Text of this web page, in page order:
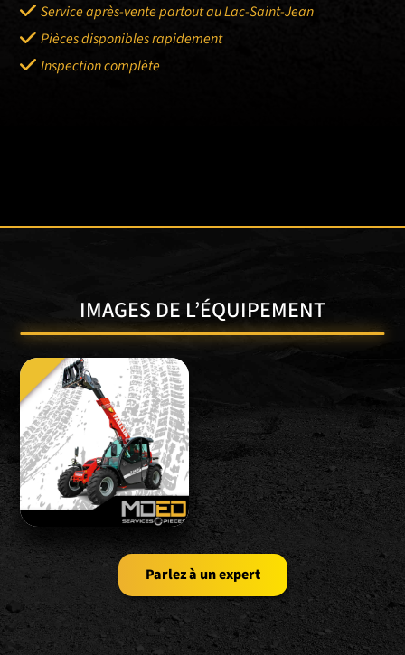
Service après-vente partout au Lac-Saint-Jean
Pièces disponibles rapidement
Inspection complète
IMAGES DE L’ÉQUIPEMENT
Parlez à un expert